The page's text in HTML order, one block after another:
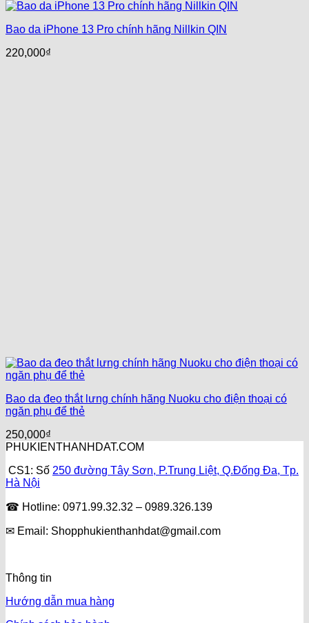
Bao da iPhone 13 Pro chính hãng Nillkin QIN
220,000₫
Bao da đeo thắt lưng chính hãng Nuoku cho điện thoại có
ngăn phụ để thẻ
250,000₫
PHUKIENTHANHDAT.COM
CS1: Số 250 đường Tây Sơn, P.Trung Liệt, Q.Đống Đa, Tp.
Hà Nội
☎ Hotline: 0971.99.32.32 – 0989.326.139
✉ Email: Shopphukienthanhdat@gmail.com
Thông tin
Hướng dẫn mua hàng